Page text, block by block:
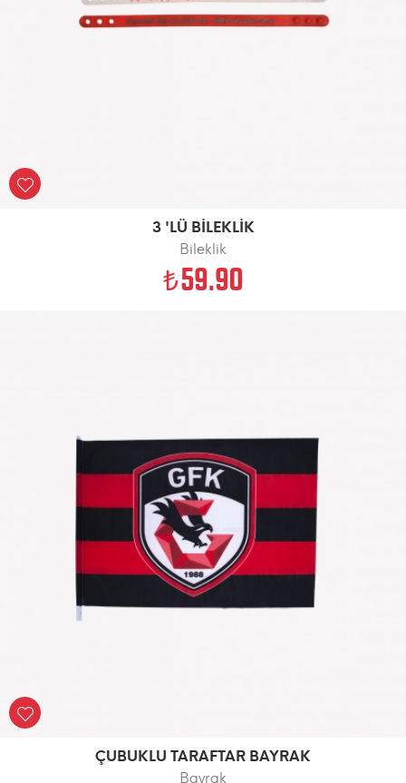
3 'LÜ BİLEKLİK
Bileklik
59.90
ÇUBUKLU TARAFTAR BAYRAK
Bayrak